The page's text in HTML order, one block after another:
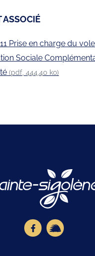
Prise en charge du
Sociale
(pdf, 444,40 ko)
Lien vers leLien vers